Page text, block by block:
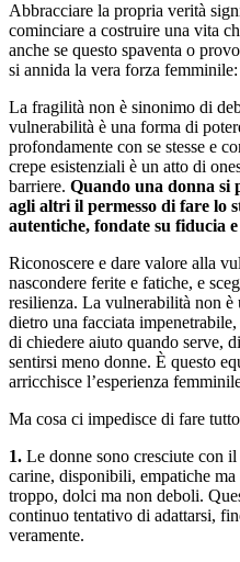
Abbracciare la propria verità
cominciare a costruire una vita
anche se questo spaventa o
si annida la vera forza
La fragilità non è sinonimo di
vulnerabilità è una forma di
profondamente con se stesse e
crepe esistenziali è un atto di
barriere. Quando una donna si
agli altri il permesso di fare lo
autentiche, fondate su fiducia
Riconoscere e dare valore alla
nascondere ferite e fatiche, e
resilienza. La vulnerabilità non è
dietro una facciata
di chiedere aiuto quando serve,
sentirsi meno donne. È questo
arricchisce l’esperienza
Ma cosa ci impedisce di fare
1. Le donne sono cresciute con
carine, disponibili, empatiche
troppo, dolci ma non deboli.
continuo tentativo di adattarsi,
veramente.